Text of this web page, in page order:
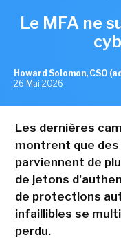
Le MFA ne
Howard Solomon, CSO
26 Mai 2026
Les dernières
montrent que
parviennent de
de jetons
de protections
infaillibles se
perdu.